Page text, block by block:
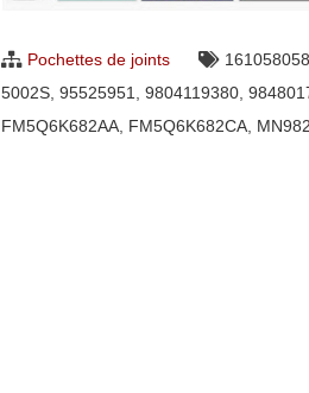
Pochettes de joints
5002S, 95525951 9804119380,
FM5Q6K682AA, FM5Q6K682CA,